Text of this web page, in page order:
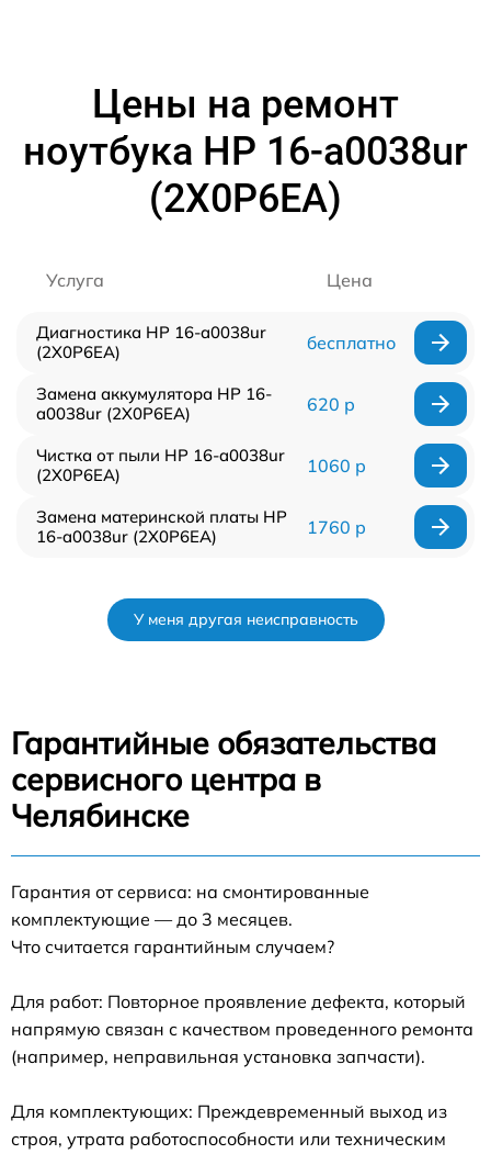
Цены на ремонт
ноутбука HP 16-a0038ur
(2X0P6EA)
Услуга Цена
Диагностика HP 16-a0038ur
(2X0P6EA)
бесплатно
Замена аккумулятора HP 16-
a0038ur (2X0P6EA)
620 р
Чистка от пыли HP 16-a0038ur
(2X0P6EA)
1060 р
Замена материнской платы HP
16-a0038ur (2X0P6EA)
1760 р
У меня другая неисправность
Гарантийные обязательства
сервисного центра в
Челябинске
Гарантия от сервиса: на смонтированные
комплектующие — до 3 месяцев.
Что считается гарантийным случаем?
Для работ: Повторное проявление дефекта, который
напрямую связан с качеством проведенного ремонта
(например, неправильная установка запчасти).
Для комплектующих: Преждевременный выход из
строя, утрата работоспособности или техническим